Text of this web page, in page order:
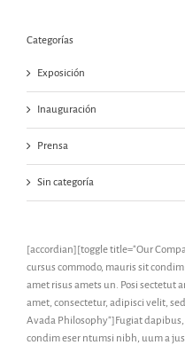
Categorías
Exposición
Inauguración
Prensa
Sin categoría
[accordian][toggle title="Our
cursus commodo, mauris sit
amet risus amets un. Posi sectetut
amet, consectetur, adipisci velit,
Avada Philosophy"]Fugiat
condim eser ntumsi nibh, uum a